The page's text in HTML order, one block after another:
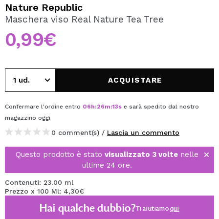
Creando un account su Maquibeauty.it potrai fare i tuoi
acquisti velocemente, controllare lo stato dei tuoi ordini e
consultare le tue operazioni precedenti.
CREARE UN ACCOUNT
Nature Republic
Maschera viso Real Nature Tea Tree
0,99€
ACQUISTARE
Confermare l'ordine entro 06h:26m:13s e sarà spedito dal nostro
magazzino oggi
0 comment(s) / Lascia un commento
Questo prodotto è stato visualizzato 3 volte nelle
ultime 24 ore.
Contenuti: 23.00 ml
Prezzo x 100 Ml: 4,30€
Hai qualche dubbio?Ti aiutiamoqui